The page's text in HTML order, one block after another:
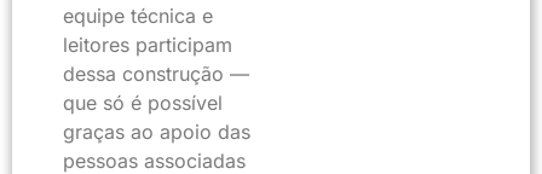
equipe técnica e
leitores participam
dessa construção —
que só é possível
graças ao apoio das
pessoas associadas